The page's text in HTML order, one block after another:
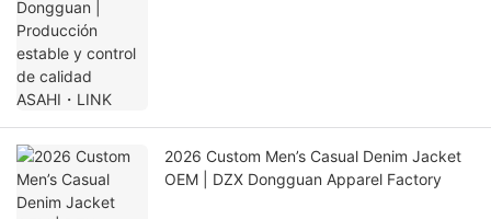
2026 Custom Men’s Casual Denim Jacket
OEM | DZX Dongguan Apparel Factory